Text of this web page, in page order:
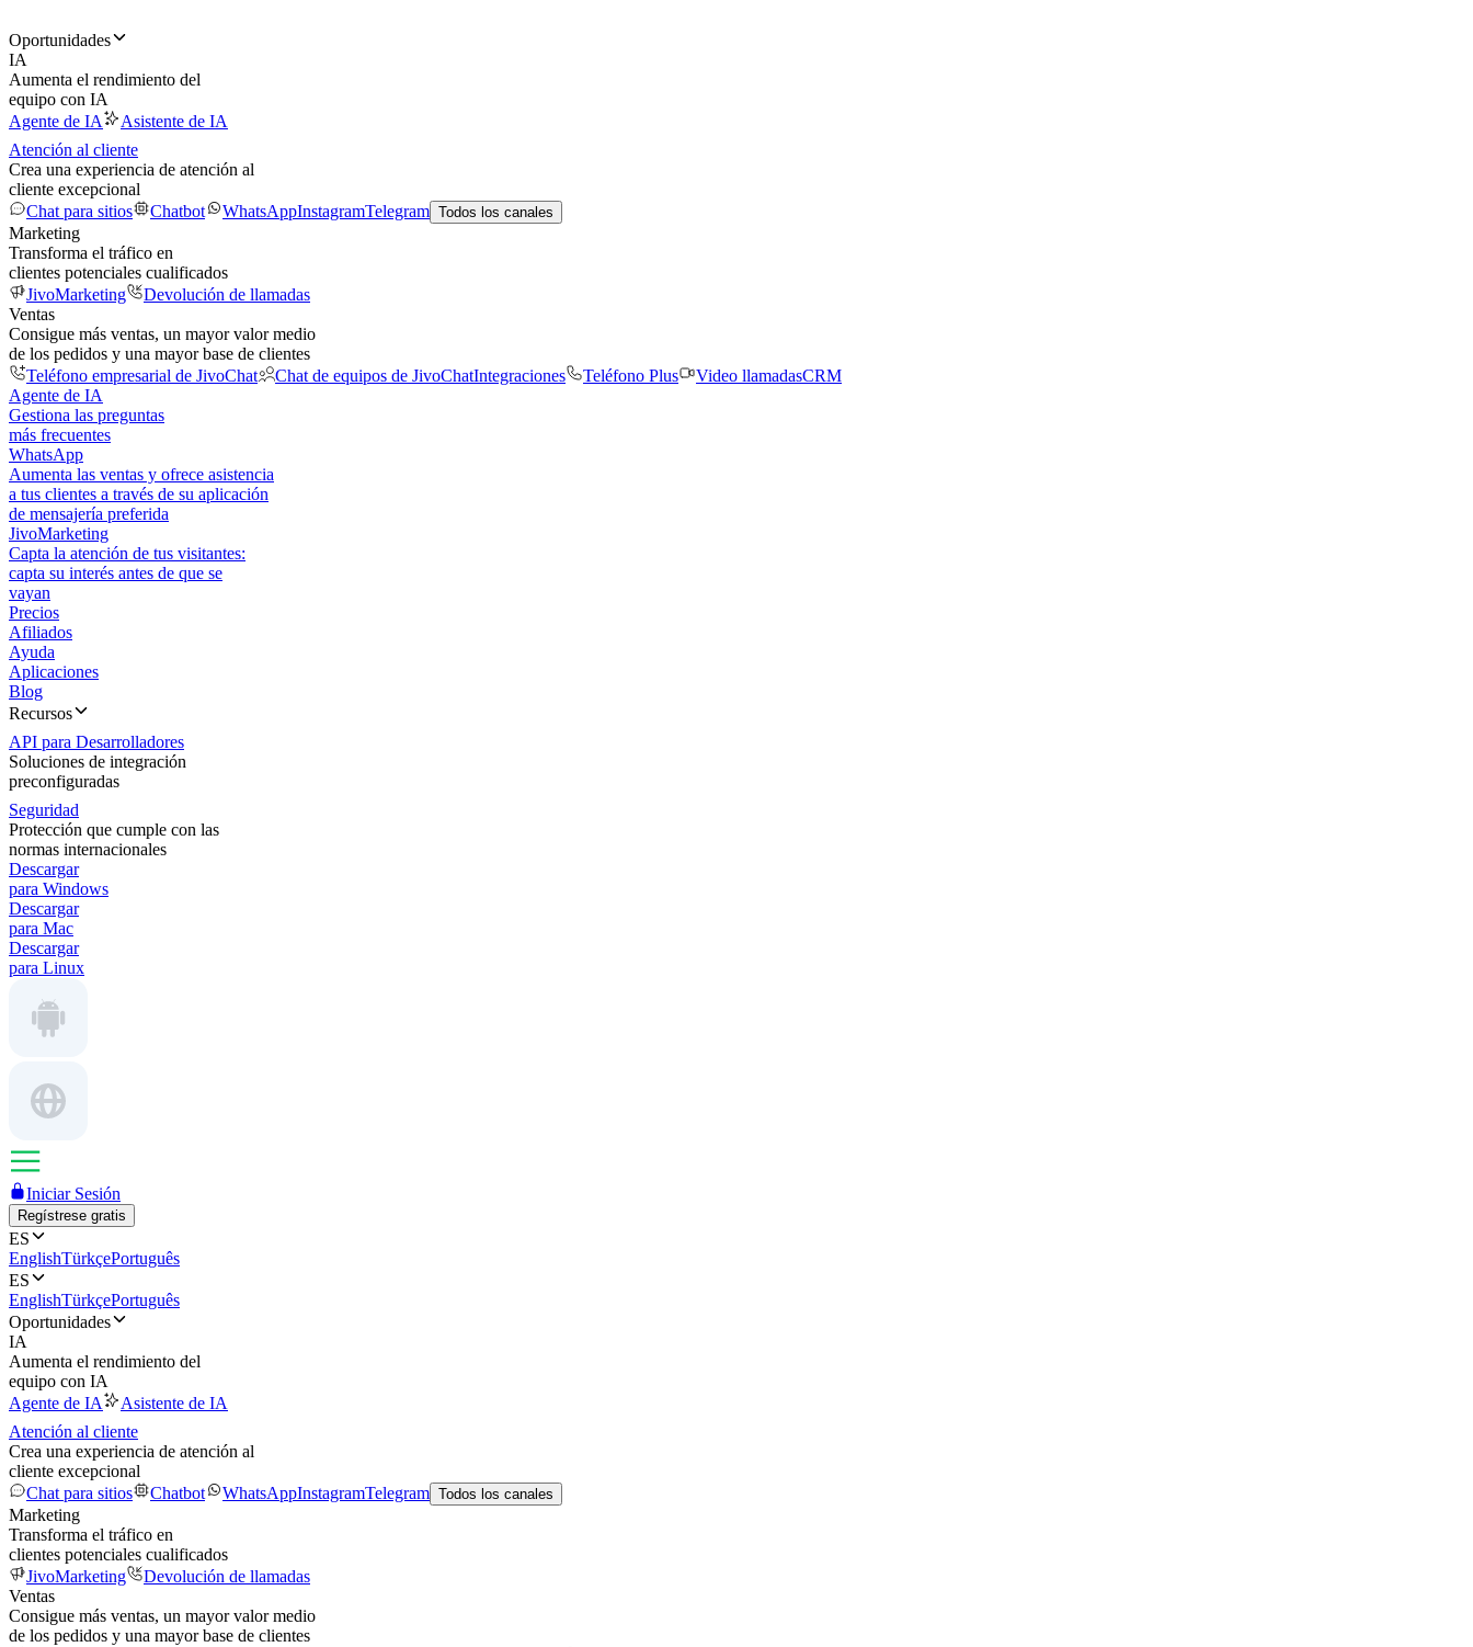
Oportunidades
IA
Aumenta el rendimiento del
equipo con IA
Agente de IA
Asistente de IA
Atención al cliente
Crea una experiencia de atención al
cliente excepcional
Chat para sitios
Chatbot WhatsAppInstagramTelegram Todos los canales
Marketing
Transforma el tráfico en
clientes potenciales cualificados
JivoMarketing
Devolución de llamadas
Ventas
Consigue más ventas, un mayor valor medio
de los pedidos y una mayor base de clientes
Teléfono empresarial de JivoChat
Chat de equipos de JivoChatIntegraciones Teléfono Plus Video llamadasCRM
Agente de IA
Gestiona las preguntas
más frecuentes
WhatsApp
Aumenta las ventas y ofrece asistencia
a tus clientes a través de su aplicación
de mensajería preferida
JivoMarketing
Capta la atención de tus visitantes:
capta su interés antes de que se
vayan
Precios
Afiliados
Ayuda
Aplicaciones
Blog
Recursos
API para Desarrolladores
Soluciones de integración
preconfiguradas
Seguridad
Protección que cumple con las
normas internacionales
Descargar
para Windows
Descargar
para Mac
Descargar
para Linux
Iniciar Sesión
Regístrese gratis
ES
EnglishTürkçePortuguês
ES
EnglishTürkçePortuguês
Oportunidades
IA
Aumenta el rendimiento del
equipo con IA
Agente de IA
Asistente de IA
Atención al cliente
Crea una experiencia de atención al
cliente excepcional
Chat para sitios
Chatbot WhatsAppInstagramTelegram Todos los canales
Marketing
Transforma el tráfico en
clientes potenciales cualificados
JivoMarketing
Devolución de llamadas
Ventas
Consigue más ventas, un mayor valor medio
de los pedidos y una mayor base de clientes